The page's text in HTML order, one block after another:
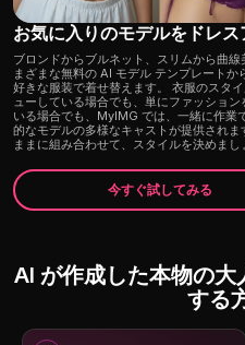
お気に入りのモデルをドレス
ブロンドからブルネット、スリムから曲線
まざまな無料の AI モデル テンプレートか
好きな服装で着せ替えます。 衣服のスタ
ューしている場合でも、単にファッション
いる場合でも、MyIMG では、一緒に作業
的なモデルの多様なキャストが提供されま
ままに組み合わせて、スタイルを決めまし
今すぐ試してみる
AI が作成した本物の大
する